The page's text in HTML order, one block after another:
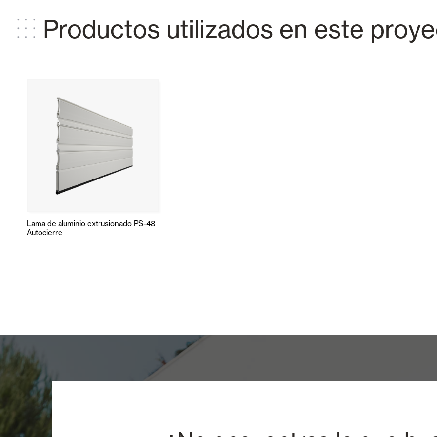
Productos utilizados en este
Lama de aluminio extrusionado PS-48
Autocierre